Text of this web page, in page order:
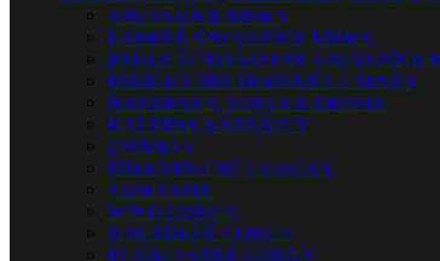
SPIEVAJÚCE MISKY
LADENÉ SPIEVAJÚCE MISKY
PRISLUŠENSTVO PRE SPIEVAJÚCE
PALIČKY PRE SPIEVAJÚCE MISKY
HANDPANY, TONGUE DRUMY
KALIMBY A SANSULY
CHIMESY
FREKVENČNÉ LADIČKY
TAM-TAMY
WIND GONGY
NALADENÉ GONGY
PLANETÁRNE GONGY